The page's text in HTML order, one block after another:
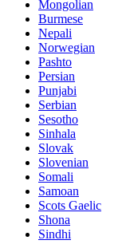
Mongolian
Burmese
Nepali
Norwegian
Pashto
Persian
Punjabi
Serbian
Sesotho
Sinhala
Slovak
Slovenian
Somali
Samoan
Scots Gaelic
Shona
Sindhi